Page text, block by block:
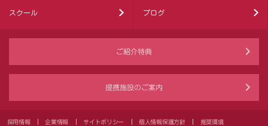
スクール ブログ
ご紹介特典
提携施設のご案内
採用情報 企業情報 サイトポリシー 個人情報保護方針 推奨環境